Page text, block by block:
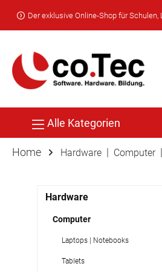
Der exklusive Online-Shop für
Alle Kategorien
Home Hardware | Computer |
Hardware
Computer
Laptops | Notebooks
Tablets